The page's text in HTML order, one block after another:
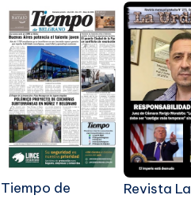
Tiempo de
Revista La